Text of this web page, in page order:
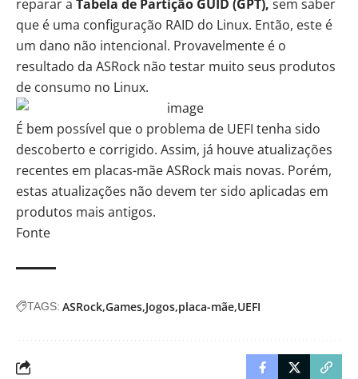
reparar a Tabela de Partição GUID (GPT), sem saber
que é uma configuração RAID do Linux. Então, este é
um dano não intencional. Provavelmente é o
resultado da ASRock não testar muito seus produtos
de consumo no Linux.
É bem possível que o problema de UEFI tenha sido
descoberto e corrigido. Assim, já houve atualizações
recentes em placas-mãe ASRock mais novas. Porém,
estas atualizações não devem ter sido aplicadas em
produtos mais antigos.
Fonte
TAGS: ASRock Games Jogos placa-mãe UEFI